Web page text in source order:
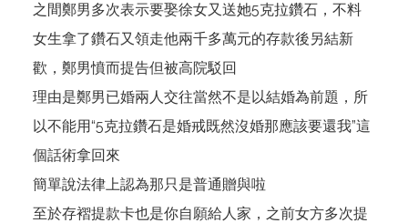
之間鄭男多次表示要娶徐女又送她5克拉鑽石，不料
女生拿了鑽石又領走他兩千多萬元的存款後另結新
歡，鄭男憤而提告但被高院駁回
理由是鄭男已婚兩人交往當然不是以結婚為前題，所
以不能用“5克拉鑽石是婚戒既然沒婚那應該要還我”這
個話術拿回來
簡單說法律上認為那只是普通贈與啦
至於存褶提款卡也是你自願給人家，之前女方多次提